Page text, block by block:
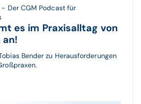
Der CGM Podcast für
es im Praxisalltag von
Bender zu Herausforderungen